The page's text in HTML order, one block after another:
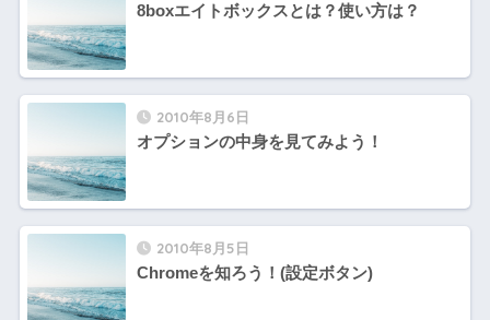
8boxエイトボックスとは？使い方は？
2010年8月6日
オプションの中身を見てみよう！
2010年8月5日
Chromeを知ろう！(設定ボタン)